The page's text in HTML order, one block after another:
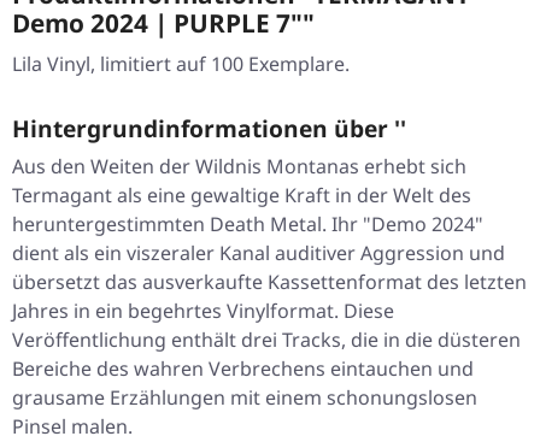
Demo 2024 | PURPLE 7""
Lila Vinyl, limitiert auf 100 Exemplare.
Hintergrundinformationen über ''
Aus den Weiten der Wildnis Montanas erhebt sich
Termagant als eine gewaltige Kraft in der Welt des
heruntergestimmten Death Metal. Ihr "Demo 2024"
dient als ein viszeraler Kanal auditiver Aggression und
übersetzt das ausverkaufte Kassettenformat des letzten
Jahres in ein begehrtes Vinylformat. Diese
Veröffentlichung enthält drei Tracks, die in die düsteren
Bereiche des wahren Verbrechens eintauchen und
grausame Erzählungen mit einem schonungslosen
Pinsel malen.